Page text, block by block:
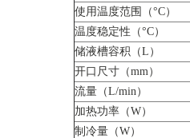
使用温度范围（°C）
温度稳定性（°C）
储液槽容积（L）
开口尺寸（mm）
流量（L/min）
加热功率（W）
制冷量（W）